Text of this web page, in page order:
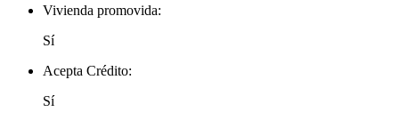
Vivienda promovida:
Sí
Acepta Crédito:
Sí